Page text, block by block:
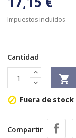
Impuestos incluidos
Cantidad

 Fuera de stock
Compartir